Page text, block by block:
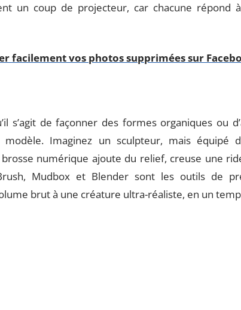
un coup de projecteur, car chacune répond
facilement vos photos supprimées sur
s’agit de façonner des formes organiques ou
Imaginez un sculpteur, mais équipé
numérique ajoute du relief, creuse une
Mudbox et Blender sont les outils de
brut à une créature ultra-réaliste, en un